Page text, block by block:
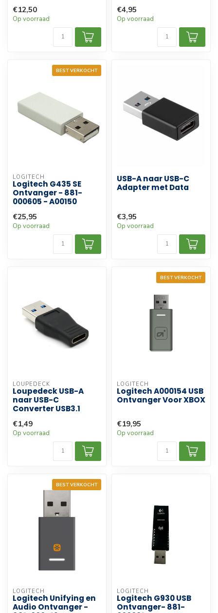
€12,50
Op voorraad
€4,95
Op voorraad
BEST VERKOCHT
LOGITECH
Logitech G435 SE
Ontvanger - 881-
000605 - A00150
€25,95
Op voorraad
USB-A naar USB-C
Adapter met Data
€3,95
Op voorraad
LOUPEDECK
Loupedeck USB-A
naar USB-C
Converter USB3.1
€1,49
Op voorraad
BEST VERKOCHT
LOGITECH
Logitech A000154 USB
Ontvanger Voor XBOX
€19,95
Op voorraad
BEST VERKOCHT
LOGITECH
Logitech Unifying en
Audio Ontvanger -
LOGITECH
Logitech G930 USB
Ontvanger- 881-